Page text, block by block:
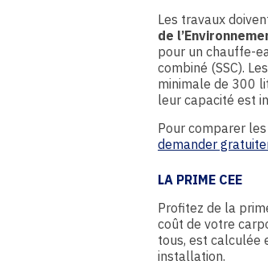
Les travaux
de
pour un chauffe-
combiné (SSC).
minimale de 300
leur capacité est
Pour comparer
demander
LA PRIME CEE
Profitez de la
coût de votre
tous, est calculée
installation.